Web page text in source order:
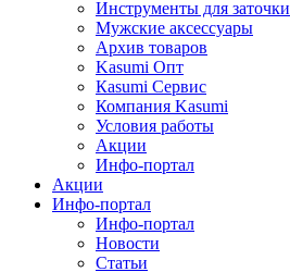
Инструменты для заточки
Мужские аксессуары
Архив товаров
Kasumi Опт
Кasumi Сервис
Компания Kasumi
Условия работы
Акции
Инфо-портал
Акции
Инфо-портал
Инфо-портал
Новости
Статьи